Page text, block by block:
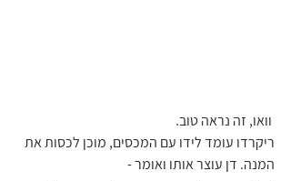
ריקרדו עומד לידו עם המכסים, מוכן לכסות את
המנה. דן עוצר אותו ואומר -